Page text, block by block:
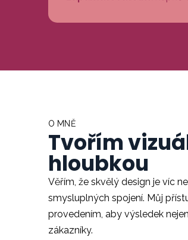
O MNĚ
Tvořím
hloubkou
Věřím, že skvělý design je víc
smysluplných spojení. Můj
provedením, aby výsledek
zákazníky.